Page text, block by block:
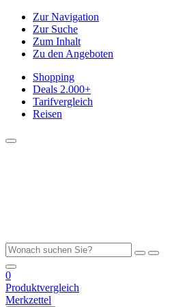
Zur Navigation
Zur Suche
Zum Inhalt
Zu den Angeboten
Shopping
Deals 2.000+
Tarifvergleich
Reisen
0
Produktvergleich
Merkzettel